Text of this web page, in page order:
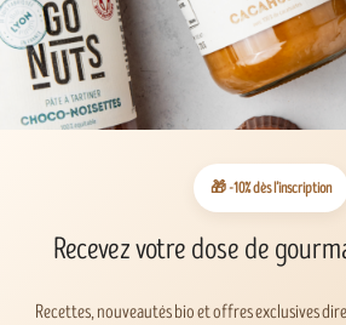
🎁 -10% dès l’inscription
Recevez votre dose de
Recettes, nouveautés bio et offres exclusives